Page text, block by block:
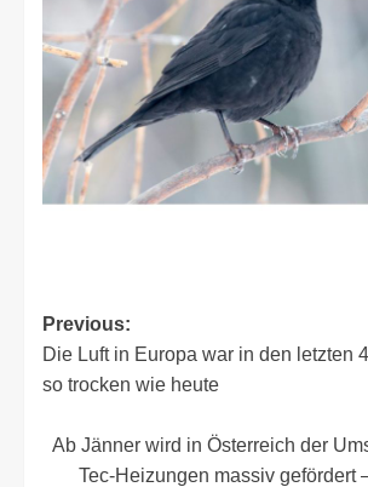
Post
navigation
Previous:
Die Luft in Europa war in den letzten
so trocken wie heute
Ab Jänner wird in Österreich der
Tec-Heizungen massiv gefördert